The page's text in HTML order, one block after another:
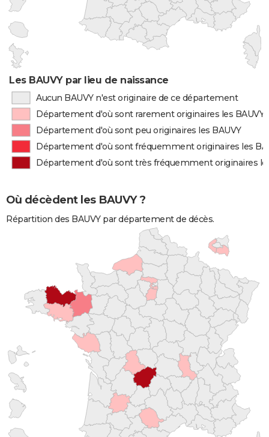
Les BAUVY par lieu de naissance
Aucun BAUVY n'est originaire de ce département
Département d'où sont rarement originaires les BAUVY
Département d'où sont peu originaires les BAUVY
Département d'où sont fréquemment originaires les
Département d'où sont très fréquemment originaires
Où décèdent les BAUVY ?
Répartition des BAUVY par département de décès.